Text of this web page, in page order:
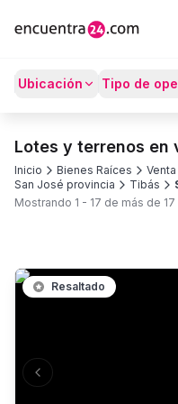
Ubicación Tipo de
Lotes y terrenos en
Inicio Bienes Raíces Venta
San José provincia
Tibás
Mostrando 1 - 17 de más de 17
Previous slide
Resaltado